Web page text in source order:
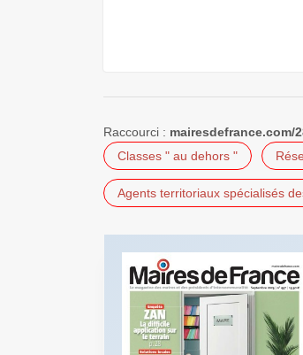
Raccourci : mairesdefrance.com/
Classes " au dehors "
Agents territoriaux spécialisés